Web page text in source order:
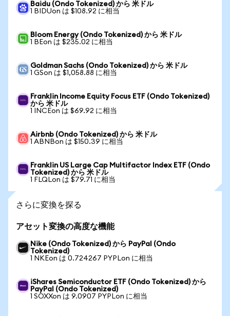
Baidu (Ondo Tokenized) から 米ドル
1 BIDUon は $108.92 に相当
Bloom Energy (Ondo Tokenized) から 米ドル
1 BEon は $235.02 に相当
Goldman Sachs (Ondo Tokenized) から 米ドル
1 GSon は $1,058.88 に相当
Franklin Income Equity Focus ETF (Ondo Tokenized)
から 米ドル
1 INCEon は $69.92 に相当
Airbnb (Ondo Tokenized) から 米ドル
1 ABNBon は $150.39 に相当
Franklin US Large Cap Multifactor Index ETF (Ondo
Tokenized) から 米ドル
1 FLQLon は $79.71 に相当
さらに変換を探る
アセット変換の高度な機能
Nike (Ondo Tokenized) から PayPal (Ondo
Tokenized)
1 NKEon は 0.724267 PYPLon に相当
iShares Semiconductor ETF (Ondo Tokenized) から
PayPal (Ondo Tokenized)
1 SOXXon は 9.0907 PYPLon に相当